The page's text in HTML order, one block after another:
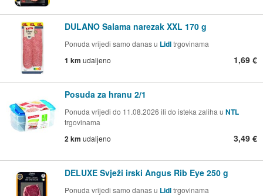
DULANO Salama narezak XXL 170 g
Ponuda vrijedi samo danas u Lidltrgovinama
1 km udaljeno 1,69 €
Posuda za hranu 2/1
Ponuda vrijedi do 11.08.2026 ili do isteka zaliha u NTL
trgovinama
2 km udaljeno 3,49 €
DELUXE Svježi irski Angus Rib Eye 250 g
Ponuda vrijedi samo danas u Lidltrgovinama